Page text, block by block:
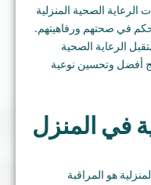
الصحية المنزلية
في صحتهم ورفاهيتهم.
الرعاية الصحية
أفضل وتحسين نوعية
في المنزل
هو المراقبة